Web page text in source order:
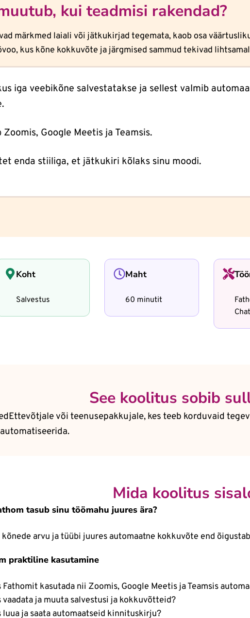
kui teadmisi rakendad?
märkmed laiali või jätkukirjad tegemata, kaob osa
kus kõne kokkuvõte ja järgmised sammud tekivad
iga veebikõne salvestatakse ja sellest valmib
Google Meetis ja Teamsis.
enda stiiliga, et jätkukiri kõlaks sinu moodi.
Koht
Salvestus
Maht
60 minutit
See koolitus sobib
või teenusepakkujale, kes teeb korduvaid
Mida koolitus
tasub sinu töömahu juures ära?
arvu ja tüübi juures automaatne kokkuvõte end
praktiline kasutamine
Fathomit kasutada nii Zoomis, Google Meetis ja Teamsis
vaadata ja muuta salvestusi ja kokkuvõtteid?
luua ja saata automaatseid kinnituskirju?